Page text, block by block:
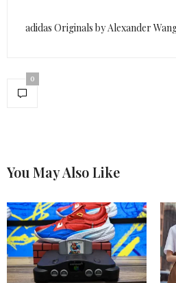
adidas Originals by Alexander
0
You May Also Like